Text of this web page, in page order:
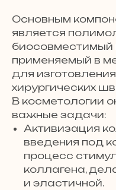
Основным
является
применяемый в
для
хирургических
В косметологии
важные задачи:
Активизация
введения под
процесс
коллагена,
и эластичной.